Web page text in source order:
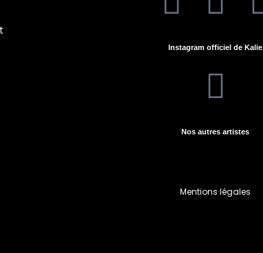
Instagram officiel de Kalie
Nos autres artistes
Mentions légales